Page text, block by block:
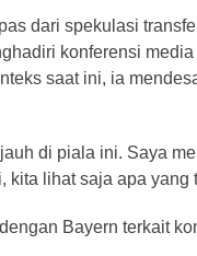
dari spekulasi
konferensi
saat ini, ia
di piala ini. Saya
lihat saja apa yang
Bayern terkait